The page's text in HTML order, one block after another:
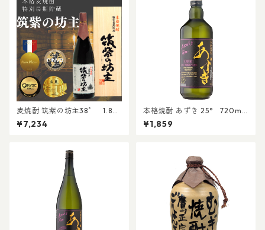
麦焼酎 筑紫の坊主38゜ 1.8L
(桐箱入)｜贈り物 お歳暮 贈
答 プレゼント 父の日 還暦 祝
¥7,234
本格焼酎 あずき 25° 720ml
｜晩酌 家のみ 贈答 お歳暮 プ
レゼント 還暦祝 催事
¥1,859